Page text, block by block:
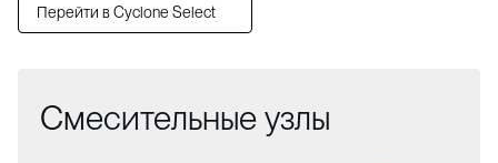
Перейти в Cyclone Select
Смесительные узлы